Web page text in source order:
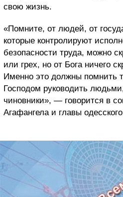
свою жизнь.
«Помните, от людей, от
которые контролируют
безопасности труда, можно
или грех, но от Бога ничего
Именно это должны помнить
Господом руководить
чиновники», — говорится в
Агафангела и главы